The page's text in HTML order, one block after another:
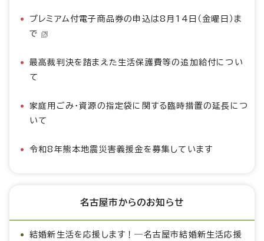
プレミアム付電子商品券の申込は8月14日（金曜日）ま
で
最高裁判決を踏まえた生活保護費等の追加給付につい
て
家庭用ごみ・資源の指定袋に関する臨時措置の延長につ
いて
令和8年熊本地震災害義援金を募集しています
名古屋市からのお知らせ
結婚新生活を応援します！―名古屋市結婚新生活応援